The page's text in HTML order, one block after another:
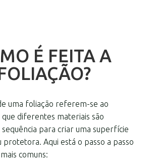
É FEITA A
uma foliação referem-se ao
diferentes materiais são
sequência para criar uma superfície
protetora. Aqui está o passo a passo
comuns: